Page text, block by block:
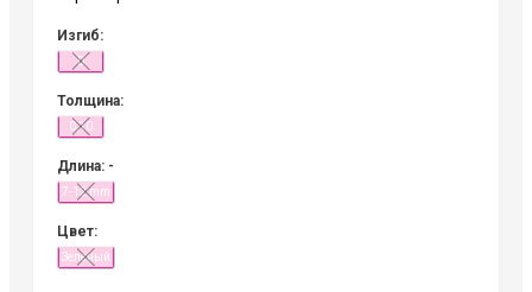
Изгиб:
D
Толщина:
0,10
Длина: -
7-12 mm
Цвет:
Зеленый